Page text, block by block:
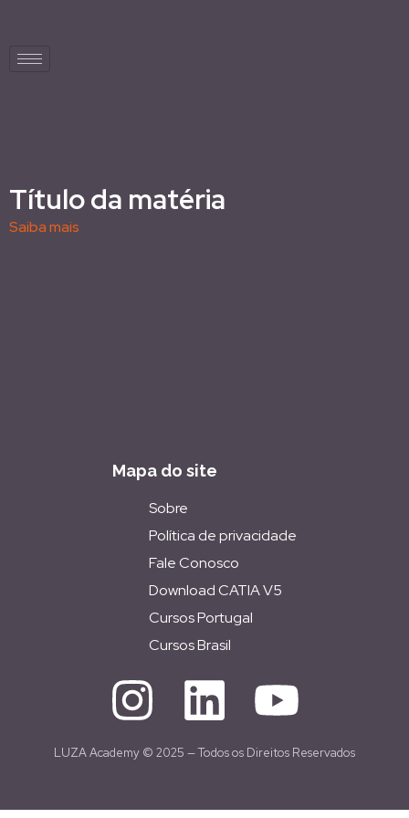
Título da matéria
Saiba mais
Mapa do site
Sobre
Política de privacidade
Fale Conosco
Download CATIA V5
Cursos Portugal
Cursos Brasil
LUZA Academy © 2025 — Todos os Direitos Reservados